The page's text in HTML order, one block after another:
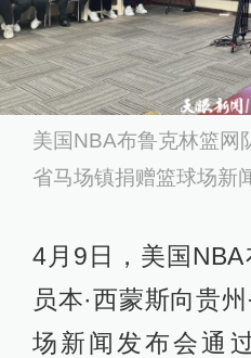
美国NBA布鲁克林篮网
省马场镇捐赠篮球场新
4月9日，美国
员本·西蒙斯向贵
场新闻发布会通